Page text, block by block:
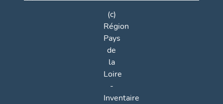
(c)
Région
Pays
de
la
Loire
-
Inventaire